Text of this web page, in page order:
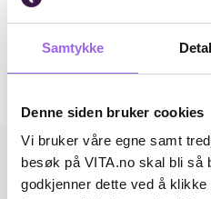
Samtykke
Denne siden bruker cookies
Vi bruker våre egne samt
besøk på VITA.no skal bli så
godkjenner dette ved å
Omtaler